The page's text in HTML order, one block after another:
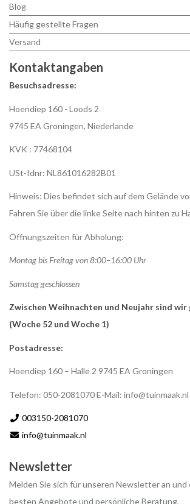
Blog
Häufig gestellte Fragen
Versand
Kontaktangaben
Besuchsadresse:
Hoendiep 160 - Loods 2
9745 EA Groningen, Niederlande
KVK : 77468104
USt-Idnr: NL861016282B01
Hinweis: Dies befindet sich auf dem Gelände
Fahren Sie über die linke Seite nach hinten zu
Öffnungszeiten für Abholung:
Montag bis Freitag von 8:00–16:00 Uhr
Samstag geschlossen
Zwischen Weihnachten und Neujahr sind wir
(Woche 52 und Woche 1)
Postadresse:
Hoendiep 160 – Halle 2 9745 EA Groningen
Telefon: 050-2081070 E-Mail: info@tuinmaak.nl
003150-2081070
info@tuinmaak.nl
Newsletter
Melden Sie sich für unseren Newsletter an und
besten Angebote und persönliche Beratung.